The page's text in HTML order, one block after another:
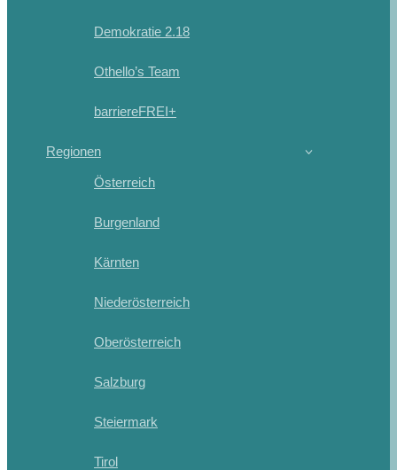
Demokratie 2.18
Othello’s Team
barriereFREI+
Regionen
Österreich
Burgenland
Kärnten
Niederösterreich
Oberösterreich
Salzburg
Steiermark
Tirol